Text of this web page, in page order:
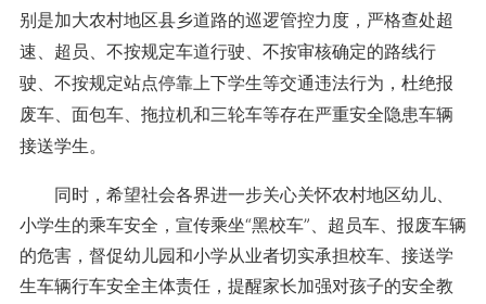
别是加大农村地区县乡道路的巡逻管控力度，严格查处超
速、超员、不按规定车道行驶、不按审核确定的路线行
驶、不按规定站点停靠上下学生等交通违法行为，杜绝报
废车、面包车、拖拉机和三轮车等存在严重安全隐患车辆
接送学生。
同时，希望社会各界进一步关心关怀农村地区幼儿、
小学生的乘车安全，宣传乘坐“黑校车”、超员车、报废车辆
的危害，督促幼儿园和小学从业者切实承担校车、接送学
生车辆行车安全主体责任，提醒家长加强对孩子的安全教